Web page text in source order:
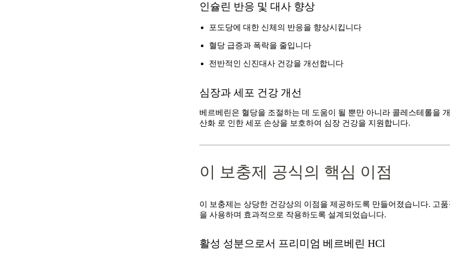
인슐린 반응 및 대사 향상
포도당에 대한 신체의 반응을 향상시킵니다
혈당 급증과 폭락을 줄입니다
전반적인 신진대사 건강을 개선합니다
심장과 세포 건강 개선
베르베린은 혈당을 조절하는 데 도움이 될 뿐만 아니라 콜레스테롤을
산화 로 인한 세포 손상을 보호하여 심장 건강을 지원합니다.
이 보충제 공식의 핵심 이점
이 보충제는 상당한 건강상의 이점을 제공하도록 만들어졌습니다. 고품
을 사용하며 효과적으로 작용하도록 설계되었습니다.
활성 성분으로서 프리미엄 베르베린 HCl